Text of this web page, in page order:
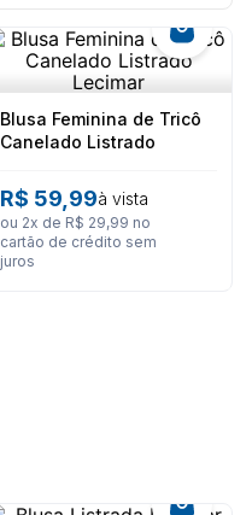
Blusa Feminina de Tricô
Canelado Listrado
R$ 59,99à vista
ou 2x de R$ 29,99 no
cartão de crédito sem
juros
jeans
calça
toalha
calça feminina
são geraldo